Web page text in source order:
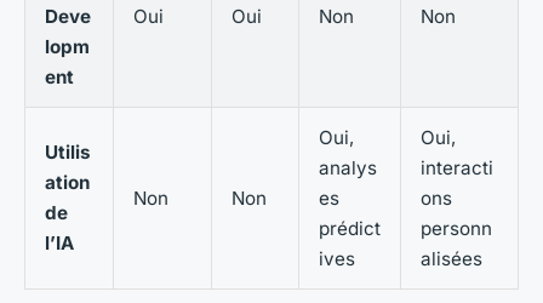
Deve
lopm
ent
Oui Oui Non Non
Utilis
ation
de
l’IA
Non Non
Oui,
analys
es
prédict
ives
Oui,
interacti
ons
personn
alisées